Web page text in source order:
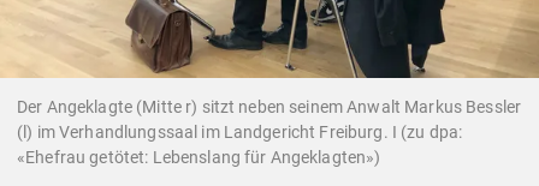
Der Angeklagte (Mitte r) sitzt neben seinem Anwalt Markus Bessler
(l) im Verhandlungssaal im Landgericht Freiburg. I (zu dpa:
«Ehefrau getötet: Lebenslang für Angeklagten»)